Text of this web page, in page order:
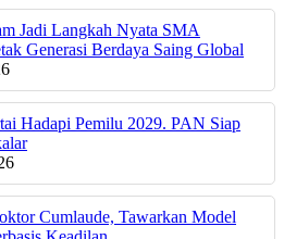
Jadi Langkah Nyata SMA
Generasi Berdaya Saing Global
Hadapi Pemilu 2029. PAN Siap
Cumlaude, Tawarkan Model